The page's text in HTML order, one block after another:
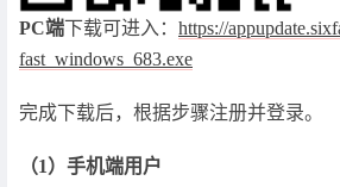
PC端下载可进入： https://
fast_windows_683.exe
完成下载后，根据步骤注册并登录。
（1）手机端用户